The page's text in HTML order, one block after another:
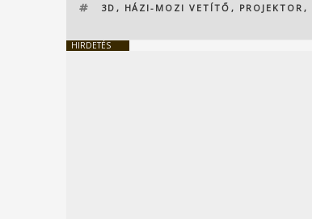
CÍMKÉK
3D , HÁZI-MOZI VETÍTŐ , PROJEKTOR ,
HIRDETÉS